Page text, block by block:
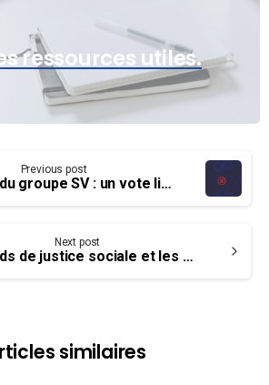
ressources utiles.
Previous post
Membres du groupe SV : un vote liée aux négociations aura lieu en janvier
Next post
Le Fonds de justice sociale et les droits humains dans le monde
similaires